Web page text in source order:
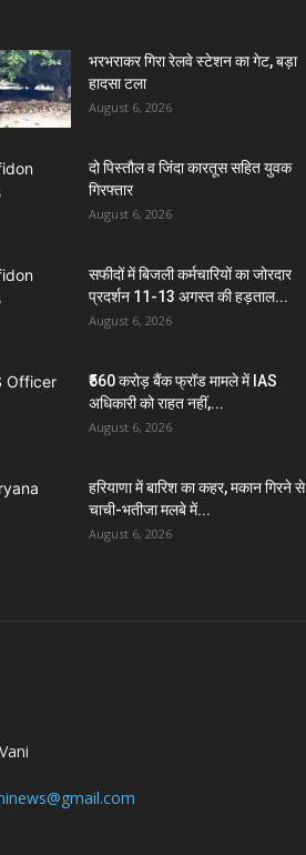
भरभराकर गिरा रेलवे स्टेशन का गेट, बड़ा
हादसा टला
August 6, 2026
दो पिस्तौल व जिंदा कारतूस सहित युवक
गिरफ्तार
August 6, 2026
सफीदों में बिजली कर्मचारियों का जोरदार
प्रदर्शन 11-13 अगस्त की हड़ताल...
August 6, 2026
₹560 करोड़ बैंक फ्रॉड मामले में IAS
अधिकारी को राहत नहीं,...
August 6, 2026
हरियाणा में बारिश का कहर, मकान गिरने से
चाची-भतीजा मलबे में...
August 6, 2026